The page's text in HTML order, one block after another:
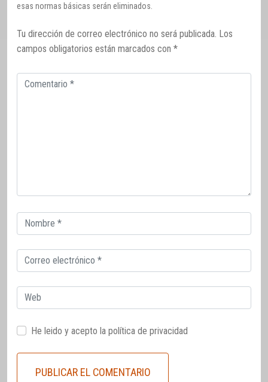
esas normas básicas serán eliminados.
Tu dirección de correo electrónico no será publicada. Los
campos obligatorios están marcados con *
Comentario
Correo
electrónico
Correo
electrónico
Web
He leido y acepto la política de privacidad